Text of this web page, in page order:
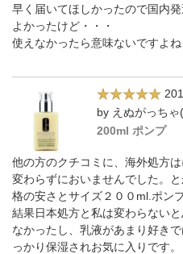
早く届いてほしかったので国内
よかったけど・・・
使えなかったら意味ないですよ
by えぬがっち
200ml ポンプ
他の方のクチコミに、海外処方
変わらずにおいませんでした。
格の安さとサイズ２００ml.ポン
結果日本処方と私は変わらない
なかったし、乳液があまり好き
っかり保湿されお気に入りです